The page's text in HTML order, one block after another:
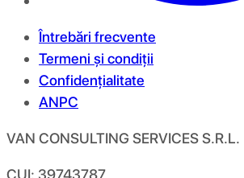
Întrebări frecvente
Termeni și condiții
Confidențialitate
ANPC
VAN CONSULTING SERVICES S.R.L.
CUI: 39743787